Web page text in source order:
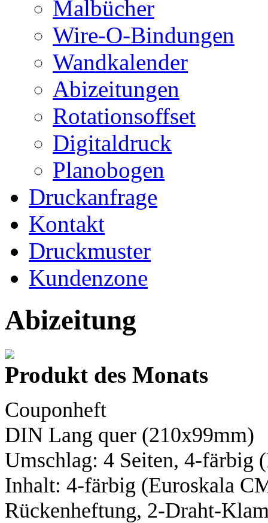
Malbücher
Wire-O-Bindungen
Wandkalender
Abizeitungen
Rotationsoffset
Digitaldruck
Planobogen
Druckanfrage
Kontakt
Druckmuster
Kundenzone
Abizeitung
Produkt des Monats
Couponheft
DIN Lang quer (210x99mm)
Umschlag: 4 Seiten, 4-färbig
Inhalt: 4-färbig (Euroskala
Rückenheftung, 2-Draht-